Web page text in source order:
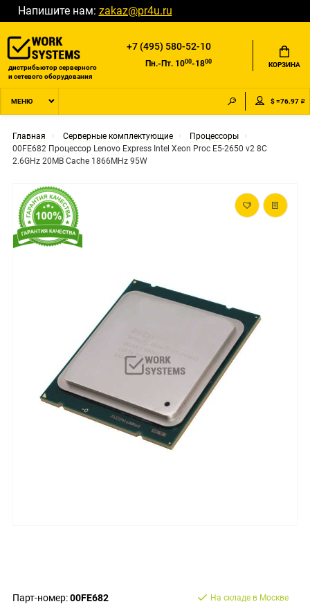
Напишите нам: zakaz@pr4u.ru
дистрибьютор серверного
и сетевого оборудования
+7 (495) 580-52-10
Пн.-Пт. 1000-1800 КОРЗИНА
МЕНЮ $ =76.97 ₽
Главная Серверные комплектующие
Процессоры
00FE682 Процессор Lenovo Express Intel Xeon Proc E5-2650 v2 8C
2.6GHz 20MB Cache 1866MHz 95W
Парт-номер:00FE682 На складе в Москве